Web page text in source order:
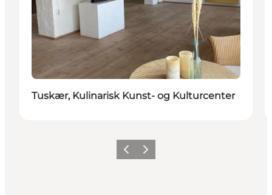
Tuskær, Kulinarisk Kunst- og Kulturcenter
ForrigeNeste